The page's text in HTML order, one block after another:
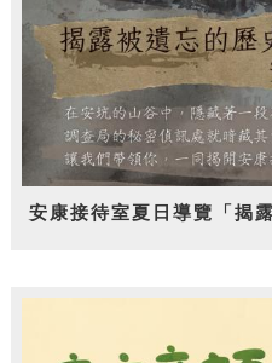
安康接待室夏日導覽「揭